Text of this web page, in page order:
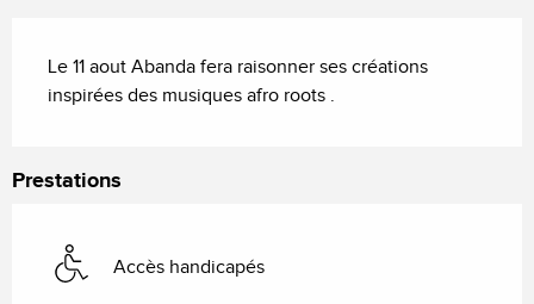
Le 11 aout Abanda fera raisonner ses créations
inspirées des musiques afro roots .
Prestations
Accès handicapés